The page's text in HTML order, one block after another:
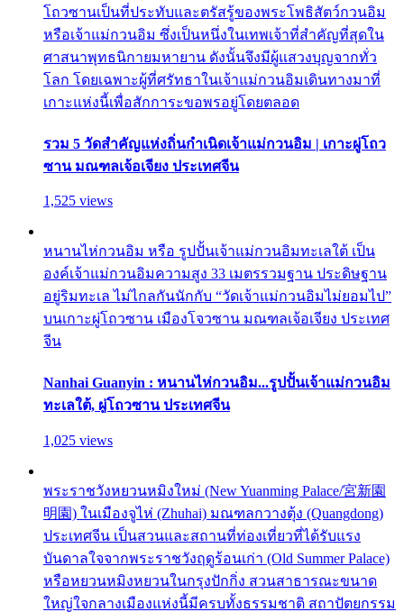
โถวซานเป็นที่ประทับและตรัสรู้ของพระโพธิสัตว์กวนอิม
หรือเจ้าแม่กวนอิม ซึ่งเป็นหนึ่งในเทพเจ้าที่สำคัญที่สุดใน
ศาสนาพุทธนิกายมหายาน ดังนั้นจึงมีผู้แสวงบุญจากทั่ว
โลก โดยเฉพาะผู้ที่ศรัทธาในเจ้าแม่กวนอิมเดินทางมาที่
เกาะแห่งนี้เพื่อสักการะขอพรอยู่โดยตลอด
รวม 5 วัดสำคัญแห่งถิ่นกำเนิดเจ้าแม่กวนอิม | เกาะผู่โถว
ซาน มณฑลเจ้อเจียง ประเทศจีน
1,525 views
หนานไห่กวนอิม หรือ รูปปั้นเจ้าแม่กวนอิมทะเลใต้ เป็น
องค์เจ้าแม่กวนอิมความสูง 33 เมตรรวมฐาน ประดิษฐาน
อยู่ริมทะเล ไม่ไกลกันนักกับ “วัดเจ้าแม่กวนอิมไม่ยอมไป”
บนเกาะผู่โถวซาน เมืองโจวซาน มณฑลเจ้อเจียง ประเทศ
จีน
Nanhai Guanyin : หนานไห่กวนอิม...รูปปั้นเจ้าแม่กวนอิม
ทะเลใต้, ผู่โถวซาน ประเทศจีน
1,025 views
พระราชวังหยวนหมิงใหม่ (New Yuanming Palace/宮新園
明園) ในเมืองจูไห่ (Zhuhai) มณฑลกวางตุ้ง (Quangdong)
ประเทศจีน เป็นสวนและสถานที่ท่องเที่ยวที่ได้รับแรง
บันดาลใจจากพระราชวังฤดูร้อนเก่า (Old Summer Palace)
หรือหยวนหมิงหยวนในกรุงปักกิ่ง สวนสาธารณะขนาด
ใหญ่ใจกลางเมืองแห่งนี้มีครบทั้งธรรมชาติ สถาปัตยกรรม